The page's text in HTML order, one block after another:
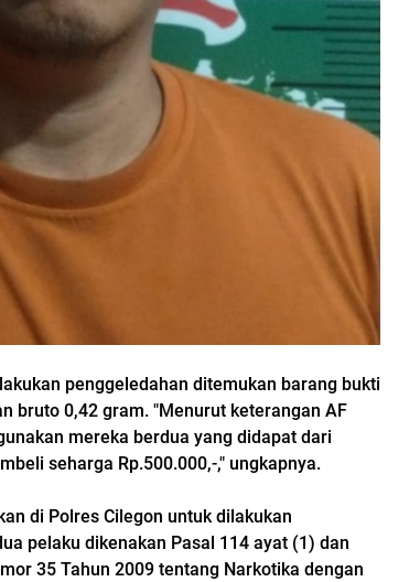
penggeledahan ditemukan barang bukti
bruto 0,42 gram. "Menurut keterangan AF
mereka berdua yang didapat dari
seharga Rp.500.000,-," ungkapnya.
di Polres Cilegon untuk dilakukan
pelaku dikenakan Pasal 114 ayat (1) dan
35 Tahun 2009 tentang Narkotika dengan